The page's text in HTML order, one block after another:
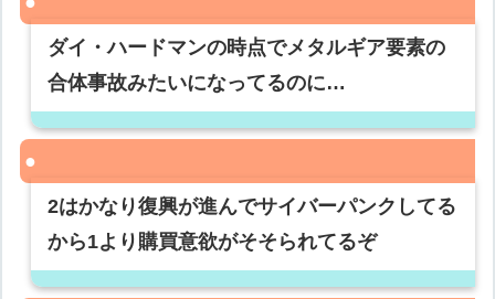
ダイ・ハードマンの時点でメタルギア要素の
合体事故みたいになってるのに…
2はかなり復興が進んでサイバーパンクしてる
から1より購買意欲がそそられてるぞ